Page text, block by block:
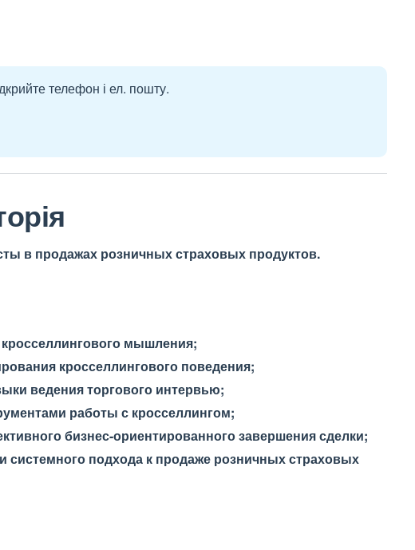
телефон і ел. пошту.
в продажах розничных страховых продуктов.
мышления;
кросселлингового поведения;
ведения торгового интервью;
работы с кросселлингом;
бизнес-ориентированного завершения сделки;
системного подхода к продаже розничных страховых